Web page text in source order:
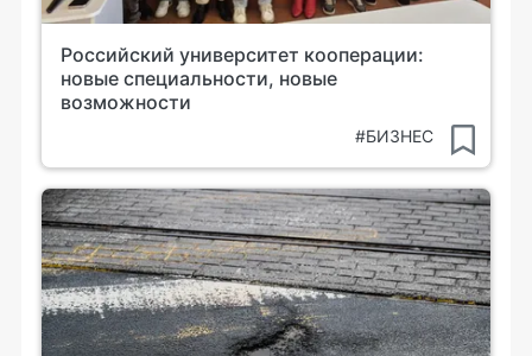
Российский университет кооперации:
новые специальности, новые
возможности
#БИЗНЕС